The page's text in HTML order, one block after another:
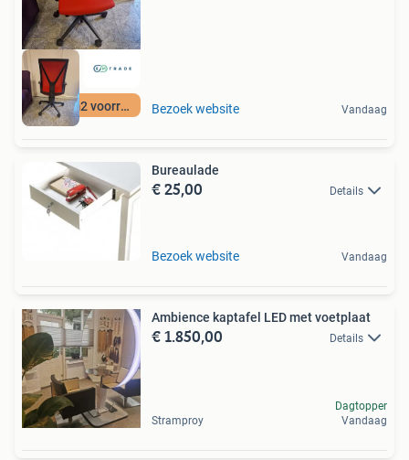
12500 m2 voorraad Bezoek website Vandaag
Bureaulade
€ 25,00 Details
Bezoek website Vandaag
Ambience kaptafel LED met voetplaat
€ 1.850,00 Details
Stramproy
Dagtopper
Vandaag